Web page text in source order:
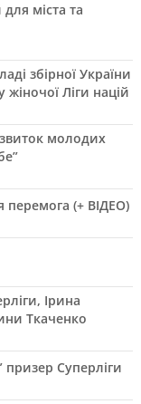
міста та
збірної України
Ліги націй
молодих
перемога (+ ВІДЕО)
Ірина
Ткаченко
призер Суперліги